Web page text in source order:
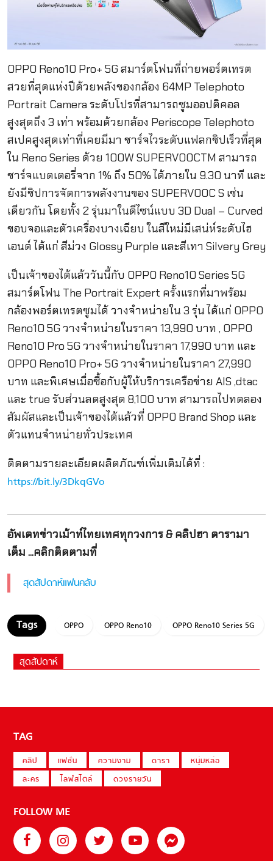
OPPO Reno10 Pro+ 5G สมาร์ตโฟนที่ถ่ายพอร์ตเทรต
สวยที่สุดแห่งปีด้วยพลังของกล้อง 64MP Telephoto
Portrait Camera ระดับโปรที่สามารถซูมออปติคอล
สูงสุดถึง 3 เท่า พร้อมด้วยกล้อง Periscope Telephoto
สเปคสูงสุดเท่าที่เคยมีมา ชาร์จไวระดับแฟลกชิปเร็วที่สุด
ใน Reno Series ด้วย 100W SUPERVOOCTM สามารถ
ชาร์จแบตเตอรี่จาก 1% ถึง 50% ได้ภายใน 9.30 นาที และ
ยังมีชิปการจัดการพลังงานของ SUPERVOOC S เช่น
เดียวกัน โดยทั้ง 2 รุ่นมาในดีไซน์แบบ 3D Dual – Curved
ขอบจอและตัวเครื่องบางเฉียบ ในสีใหม่มีเสน่ห์ระดับไฮ
เอนด์ ได้แก่ สีม่วง Glossy Purple และสีเทา Silvery Grey
เป็นเจ้าของได้แล้ววันนี้กับ OPPO Reno10 Series 5G
สมาร์ตโฟน The Portrait Expert ครั้งแรกที่มาพร้อม
กล้องพอร์ตเทรตซูมได้ วางจำหน่ายใน 3 รุ่น ได้แก่ OPPO
Reno10 5G วางจำหน่ายในราคา 13,990 บาท , OPPO
Reno10 Pro 5G วางจำหน่ายในราคา 17,990 บาท และ
OPPO Reno10 Pro+ 5G วางจำหน่ายในราคา 27,990
บาท และพิเศษเมื่อซื้อกับผู้ให้บริการเครือข่าย AIS ,dtac
และ true รับส่วนลดสูงสุด 8,100 บาท สามารถไปทดลอง
สัมผัสและเป็นเจ้าของได้แล้วที่ OPPO Brand Shop และ
ตัวแทนจำหน่ายทั่วประเทศ
ติดตามรายละเอียดผลิตภัณฑ์เพิ่มเติมได้ที่ :
https://bit.ly/3DkqGVo
อัพเดทข่าวเม้าท์ไทยเทศทุกวงการ & คลิปฮา ดารามา
เต็ม ...คลิกติดตามที่
สุดสัปดาห์แฟนคลับ
OPPO OPPO Reno10 OPPO Reno10 Series 5G
สุดสัปดาห์
TAG
คลิป แฟชั่น ความงาม ดารา
หนุ่มหล่อ
ละคร
ไลฟ์สไตล์ ดวงรายวัน
FOLLOW ME